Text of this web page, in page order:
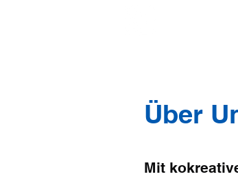
Über
Mit